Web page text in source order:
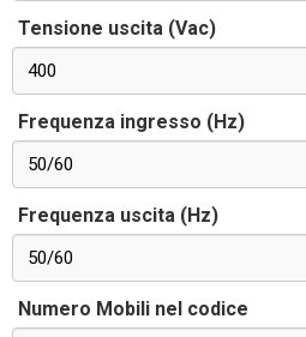
Tensione uscita (Vac)
400
Frequenza ingresso (Hz)
50/60
Frequenza uscita (Hz)
50/60
Numero Mobili nel codice